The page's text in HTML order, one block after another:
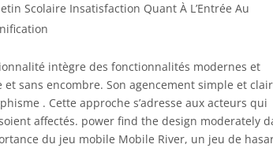
Scolaire Insatisfaction Quant À L’Entrée Au
intègre des fonctionnalités modernes et
sans encombre. Son agencement simple et clair
. Cette approche s’adresse aux acteurs qui
affectés. power find the design moderately
du jeu mobile Mobile River, un jeu de